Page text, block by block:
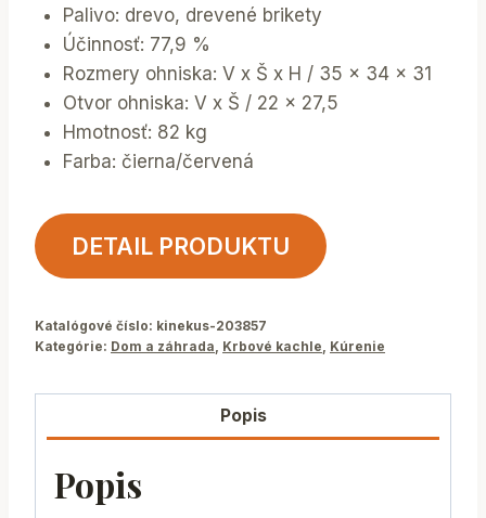
Palivo: drevo, drevené brikety
Účinnosť: 77,9 %
Rozmery ohniska: V x Š x H / 35 x 34 x 31
Otvor ohniska: V x Š / 22 x 27,5
Hmotnosť: 82 kg
Farba: čierna/červená
DETAIL PRODUKTU
Katalógové číslo: kinekus-203857
Kategórie: Dom a záhrada, Krbové kachle, Kúrenie
Popis
Popis